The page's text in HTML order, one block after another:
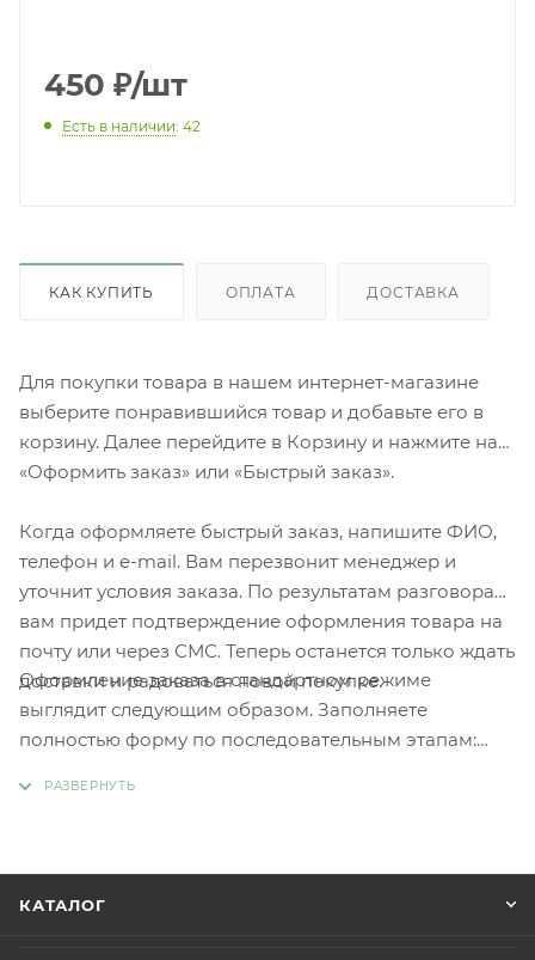
450 ₽/шт
Есть в наличии: 42
КАК КУПИТЬ ОПЛАТА ДОСТАВКА
Для покупки товара в нашем интернет-магазине
выберите понравившийся товар и добавьте его в
корзину. Далее перейдите в Корзину и нажмите на
«Оформить заказ» или «Быстрый заказ».
Когда оформляете быстрый заказ, напишите ФИО,
телефон и e-mail. Вам перезвонит менеджер и
уточнит условия заказа. По результатам разговора
вам придет подтверждение оформления товара на
почту или через СМС. Теперь останется только ждать
доставки и радоваться новой покупке.
Оформление заказа в стандартном режиме
выглядит следующим образом. Заполняете
полностью форму по последовательным этапам:
КАТАЛОГ